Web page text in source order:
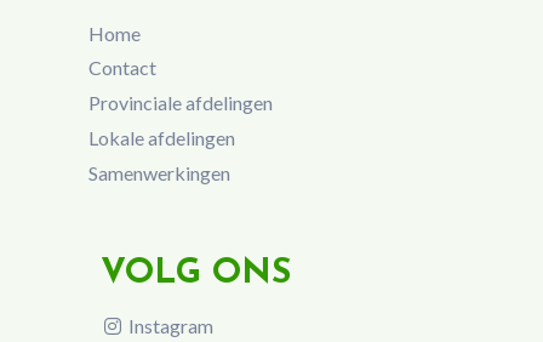
Home
Contact
Provinciale afdelingen
Lokale afdelingen
Samenwerkingen
VOLG ONS
Instagram